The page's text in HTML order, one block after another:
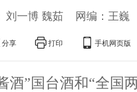
刘一博 魏茹 网编：王巍
分享 打印 手机网页版
酒”国台酒和“全国